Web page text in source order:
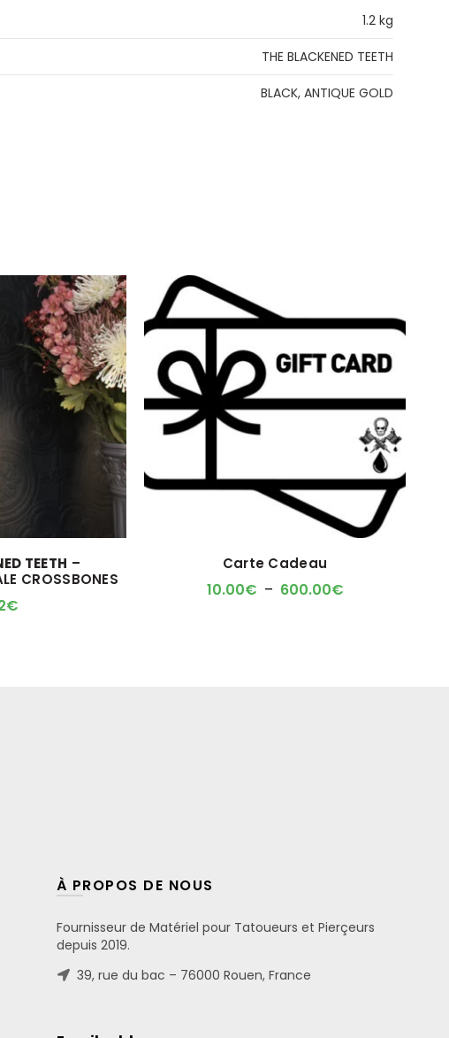
1.2 kg
THE BLACKENED TEETH
BLACK, ANTIQUE GOLD
TEETH –
CROSSBONES
€
Carte Cadeau
10.00€ – 600.00€Plage
À PROPOS DE NOUS
Fournisseur de Matériel pour Tatoueurs et Pierçeurs
depuis 2019.
39, rue du bac – 76000 Rouen, France